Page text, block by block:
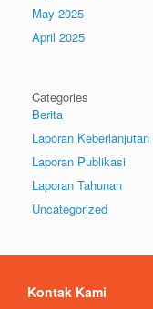
May 2025
April 2025
Categories
Berita
Laporan Keberlanjutan
Laporan Publikasi
Laporan Tahunan
Uncategorized
Kontak Kami